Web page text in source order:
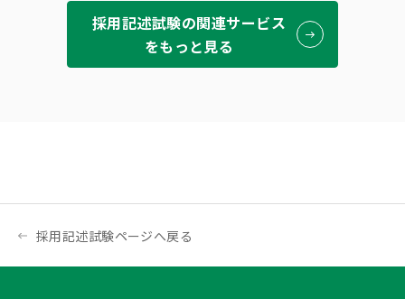
採用記述試験の関連サービス
をもっと見る
採用記述試験ページへ戻る